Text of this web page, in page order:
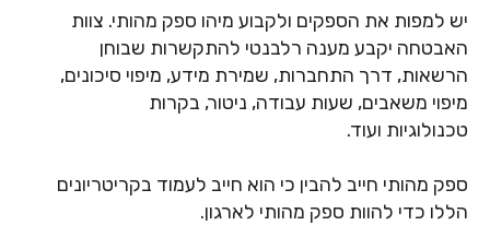
יש למפות את הספקים ולקבוע מיהו ספק מהותי. צוות
האבטחה יקבע מענה רלבנטי להתקשרות שבוחן
הרשאות, דרך התחברות, שמירת מידע, מיפוי סיכונים,
מיפוי משאבים, שעות עבודה, ניטור, בקרות
טכנולוגיות ועוד.
ספק מהותי חייב להבין כי הוא חייב לעמוד בקריטריונים
הללו כדי להוות ספק מהותי לארגון.